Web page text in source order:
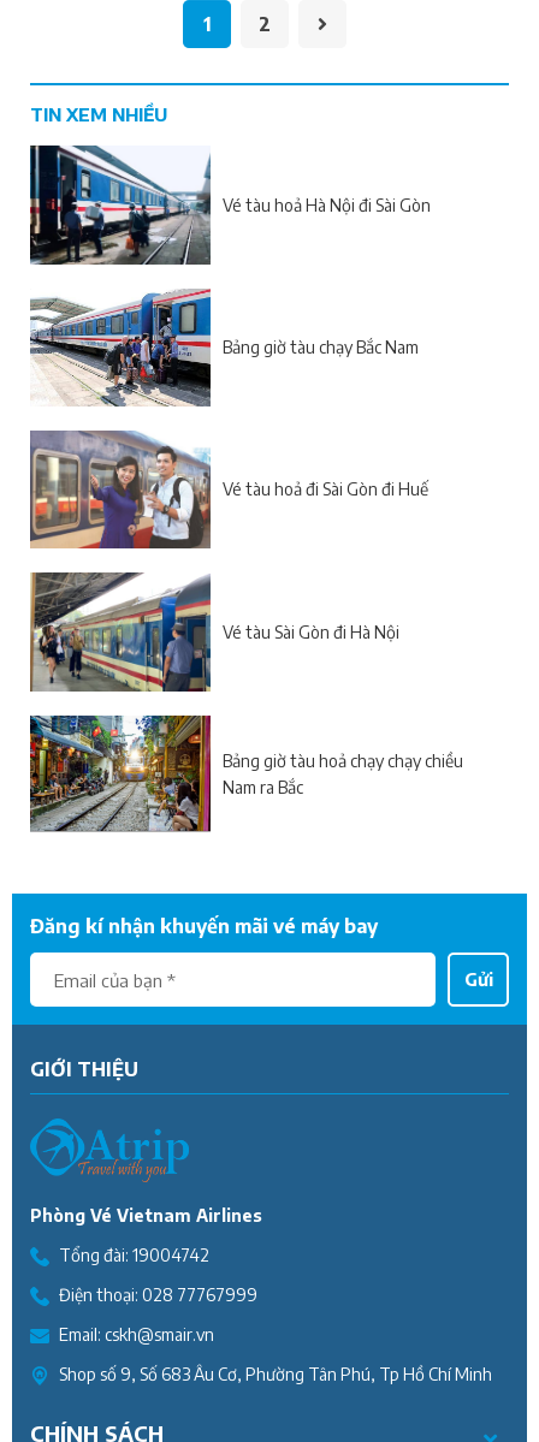
1 2
TIN XEM NHIỀU
Vé tàu hoả Hà Nội đi Sài Gòn
Bảng giờ tàu chạy Bắc Nam
Vé tàu hoả đi Sài Gòn đi Huế
Vé tàu Sài Gòn đi Hà Nội
Bảng giờ tàu hoả chạy chạy chiều
Nam ra Bắc
Đăng kí nhận khuyến mãi vé máy bay
Gửi
GIỚI THIỆU
Phòng Vé Vietnam Airlines
Tổng đài: 19004742
Điện thoại: 028 77767999
Email: cskh@smair.vn
Shop số 9, Số 683 Âu Cơ, Phường Tân Phú, Tp Hồ Chí Minh
CHÍNH SÁCH